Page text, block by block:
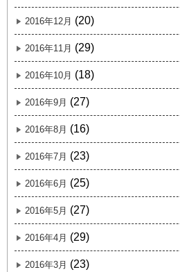
2016年12月 (20)
2016年11月 (29)
2016年10月 (18)
2016年9月 (27)
2016年8月 (16)
2016年7月 (23)
2016年6月 (25)
2016年5月 (27)
2016年4月 (29)
2016年3月 (23)